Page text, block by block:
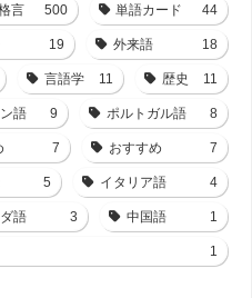
言 500 単語カード 44
19 外来語 18
言語学 11 歴史 11
語 9 ポルトガル語 8
7 おすすめ 7
5 イタリア語 4
語 3 中国語 1
1